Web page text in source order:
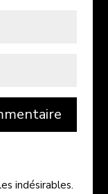
indésirables.